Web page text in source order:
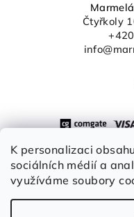
K personalizaci
sociálních médií a
využíváme soubory
Čtyřkoly
Copyright 2026